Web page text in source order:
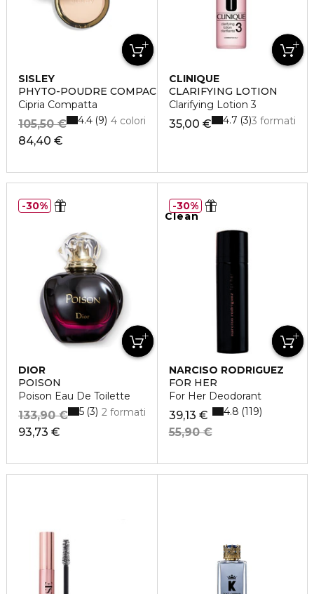
SISLEY
PHYTO-POUDRE COMPACTE
Cipria Compatta
84,40 €
105,50 € 4 colori
4.4 9
CLINIQUE
CLARIFYING LOTION
Clarifying Lotion 3
35,00 € 3 formati
4.7 3
DIOR
POISON
Poison Eau De Toilette
93,73 €
133,90 € 2 formati
5 3
30%
Clean
NARCISO RODRIGUEZ
FOR HER
For Her Deodorant
39,13 €
55,90 €
4.8 119
30%